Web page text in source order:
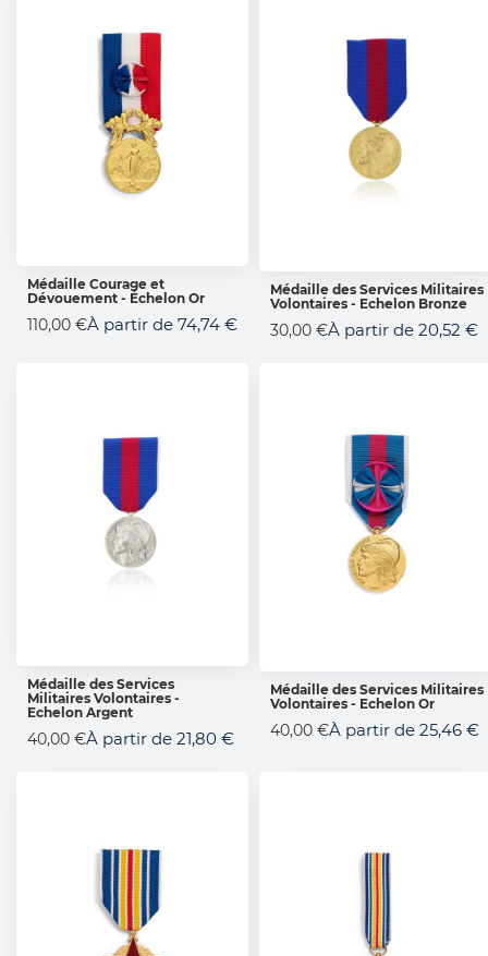
AJOUTER AU PANIER
Médaille Courage et
Dévouement - Échelon Or
110,00 €À partir de 74,74 €
AJOUTER AU PANIER
Médaille des Services Militaires
Volontaires - Echelon Bronze
30,00 €À partir de 20,52 €
AJOUTER AU PANIER
Médaille des Services
Militaires Volontaires -
Echelon Argent
40,00 €À partir de 21,80 €
AJOUTER AU PANIER
Médaille des Services Militaires
Volontaires - Echelon Or
40,00 €À partir de 25,46 €